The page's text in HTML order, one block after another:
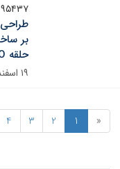
۹۵۴۳۷
حلقه O
۱۹ اسفند ۱۴۰۰
«
1
2
3
4